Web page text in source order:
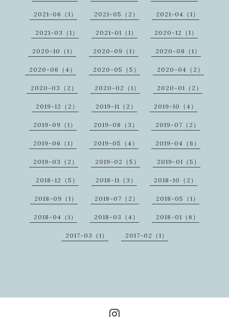
2021-06（1） 2021-05（2） 2021-04（1）
2021-03（1） 2021-01（1） 2020-12（1）
2020-10（1） 2020-09（1） 2020-08（1）
2020-06（4） 2020-05（5） 2020-04（2）
2020-03（2） 2020-02（1） 2020-01（2）
2019-12（2） 2019-11（2） 2019-10（4）
2019-09（1） 2019-08（3） 2019-07（2）
2019-06（1） 2019-05（4） 2019-04（6）
2019-03（2） 2019-02（5） 2019-01（5）
2018-12（5） 2018-11（3） 2018-10（2）
2018-09（1） 2018-07（2） 2018-05（1）
2018-04（1） 2018-03（4） 2018-01（6）
2017-03（1） 2017-02（1）